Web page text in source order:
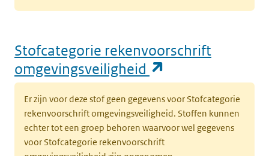
Stofcategorie rekenvoorschrift
omgevingsveiligheid
Er zijn voor deze stof geen gegevens voor Stofcategorie
rekenvoorschrift omgevingsveiligheid. Stoffen kunnen
echter tot een groep behoren waarvoor wel gegevens
voor Stofcategorie rekenvoorschrift